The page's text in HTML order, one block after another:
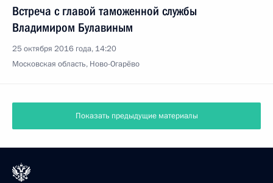
Встреча с главой таможенной службы
Владимиром Булавиным
25 октября 2016 года, 14:20
Московская область, Ново-Огарёво
Показать предыдущие материалы